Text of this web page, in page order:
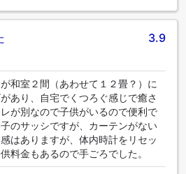
3.9
和室２間（あわせて１２畳？）に
あり、自宅でくつろぐ感じで癒さ
が別なので子供がいるので便利で
のサッシですが、カーテンがない
はありますが、体内時計をリセッ
料金もあるので手ごろでした。